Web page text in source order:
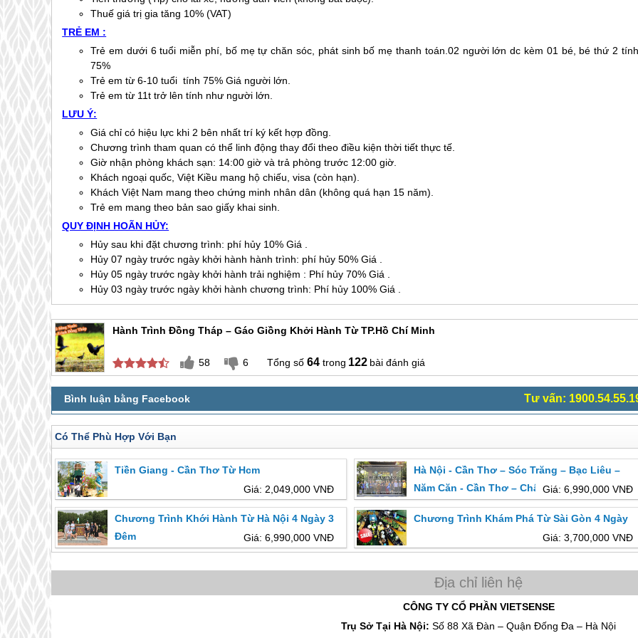
Thuế giá trị gia tăng 10% (VAT)
TRẺ EM :
Trẻ em dưới 6 tuổi miễn phí, bố mẹ tự chăn sóc, phát sinh bố mẹ thanh toán.02 người lớn dc kèm 01 bé, bé thứ 2 tính
75%
Trẻ em từ 6-10 tuổi tính 75% Giá người lớn.
Trẻ em từ 11t trở lên tính như người lớn.
LƯU Ý:
Giá chỉ có hiệu lực khi 2 bên nhất trí ký kết hợp đồng.
Chương trình tham quan có thể linh động thay đổi theo điều kiện thời tiết thực tế.
Giờ nhận phòng khách sạn: 14:00 giờ và trả phòng trước 12:00 giờ.
Khách ngoại quốc, Việt Kiều mang hộ chiếu, visa (còn hạn).
Khách Việt Nam mang theo chứng minh nhân dân (không quá hạn 15 năm).
Trẻ em mang theo bản sao giấy khai sinh.
QUY ĐỊNH HOÃN HỦY:
Hủy sau khi đặt chương trình: phí hủy 10% Giá .
Hủy 07 ngày trước ngày khởi hành hành trình: phí hủy 50% Giá .
Hủy 05 ngày trước ngày khởi hành trải nghiệm : Phí hủy 70% Giá .
Hủy 03 ngày trước ngày khởi hành chương trình: Phí hủy 100% Giá .
Hành Trình Đồng Tháp – Gáo Giồng Khởi Hành Từ TP.Hồ Chí Minh
58 6 64 122 bài đánh giá
Tư vấn:
Có Thể Phù Hợp Với Bạn
Tiền Giang - Cần Thơ Từ Hcm
Giá: 2,049,000 VNĐ
Hà Nội - Cần Thơ – Sóc Trăng – Bạc Liêu –
Năm Căn - Cần Thơ – Châu Đốc - Thứ 5 Hàng
Tuần
Giá: 6,990,000 VNĐ
Chương Trình Khới Hành Từ Hà Nội 4 Ngày 3
Đêm
Giá: 6,990,000 VNĐ
Chương Trình Khám Phá Từ Sài Gòn 4 Ngày
Giá: 3,700,000 VNĐ
CÔNG TY CỔ PHẦN VIETSENSE
Trụ Sở Tại Hà Nội: Số 88 Xã Đàn – Quận Đống Đa – Hà Nội